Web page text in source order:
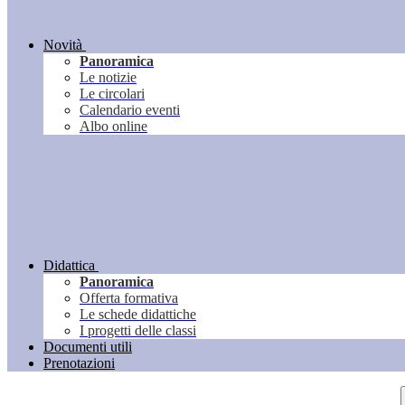
Novità
Panoramica
Le notizie
Le circolari
Calendario eventi
Albo online
Didattica
Panoramica
Offerta formativa
Le schede didattiche
I progetti delle classi
Documenti utili
Prenotazioni